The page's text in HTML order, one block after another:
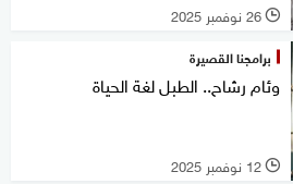
l 26 نوفمبر 2025
برامجنا القصيرة
وئام رشاح.. الطبل لغة الحياة
l 12 نوفمبر 2025